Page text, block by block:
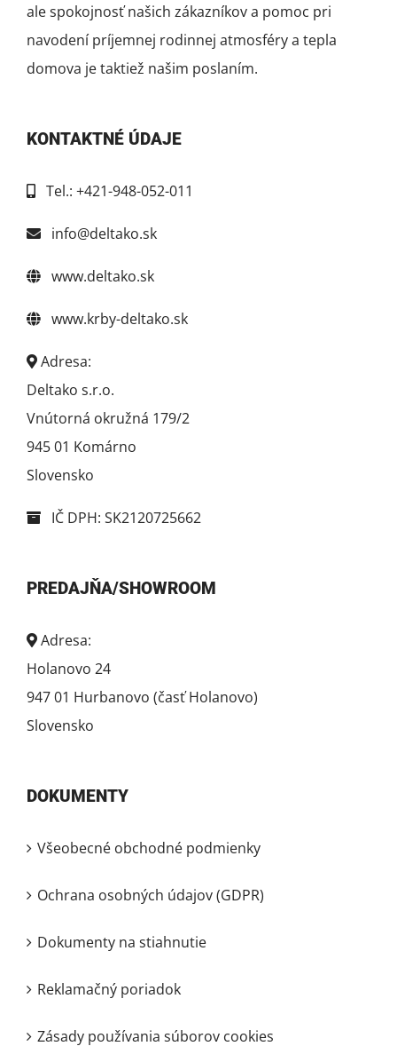
ale spokojnosť našich zákazníkov a pomoc pri
navodení príjemnej rodinnej atmosféry a tepla
domova je taktiež našim poslaním.
KONTAKTNÉ ÚDAJE
Tel.: +421-948-052-011
info@deltako.sk
www.deltako.sk
www.krby-deltako.sk
Adresa:
Deltako s.r.o.
Vnútorná okružná 179/2
945 01 Komárno
Slovensko
IČ DPH: SK2120725662
PREDAJŇA/SHOWROOM
Adresa:
Holanovo 24
947 01 Hurbanovo (časť Holanovo)
Slovensko
DOKUMENTY
Všeobecné obchodné podmienky
Ochrana osobných údajov (GDPR)
Dokumenty na stiahnutie
Reklamačný poriadok
Zásady používania súborov cookies